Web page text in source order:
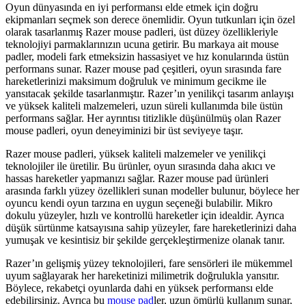
Oyun dünyasında en iyi performansı elde etmek için doğru
ekipmanları seçmek son derece önemlidir. Oyun tutkunları için özel
olarak tasarlanmış Razer mouse padleri, üst düzey özellikleriyle
teknolojiyi parmaklarınızın ucuna getirir. Bu markaya ait mouse
padler, modeli fark etmeksizin hassasiyet ve hız konularında üstün
performans sunar. Razer mouse pad çeşitleri, oyun sırasında fare
hareketlerinizi maksimum doğruluk ve minimum gecikme ile
yansıtacak şekilde tasarlanmıştır. Razer’ın yenilikçi tasarım anlayışı
ve yüksek kaliteli malzemeleri, uzun süreli kullanımda bile üstün
performans sağlar. Her ayrıntısı titizlikle düşünülmüş olan Razer
mouse padleri, oyun deneyiminizi bir üst seviyeye taşır.
Razer mouse padleri, yüksek kaliteli malzemeler ve yenilikçi
teknolojiler ile üretilir. Bu ürünler, oyun sırasında daha akıcı ve
hassas hareketler yapmanızı sağlar. Razer mouse pad ürünleri
arasında farklı yüzey özellikleri sunan modeller bulunur, böylece her
oyuncu kendi oyun tarzına en uygun seçeneği bulabilir. Mikro
dokulu yüzeyler, hızlı ve kontrollü hareketler için idealdir. Ayrıca
düşük sürtünme katsayısına sahip yüzeyler, fare hareketlerinizi daha
yumuşak ve kesintisiz bir şekilde gerçekleştirmenize olanak tanır.
Razer’ın gelişmiş yüzey teknolojileri, fare sensörleri ile mükemmel
uyum sağlayarak her hareketinizi milimetrik doğrulukla yansıtır.
Böylece, rekabetçi oyunlarda dahi en yüksek performansı elde
edebilirsiniz. Ayrıca bu mouse padler, uzun ömürlü kullanım sunar,